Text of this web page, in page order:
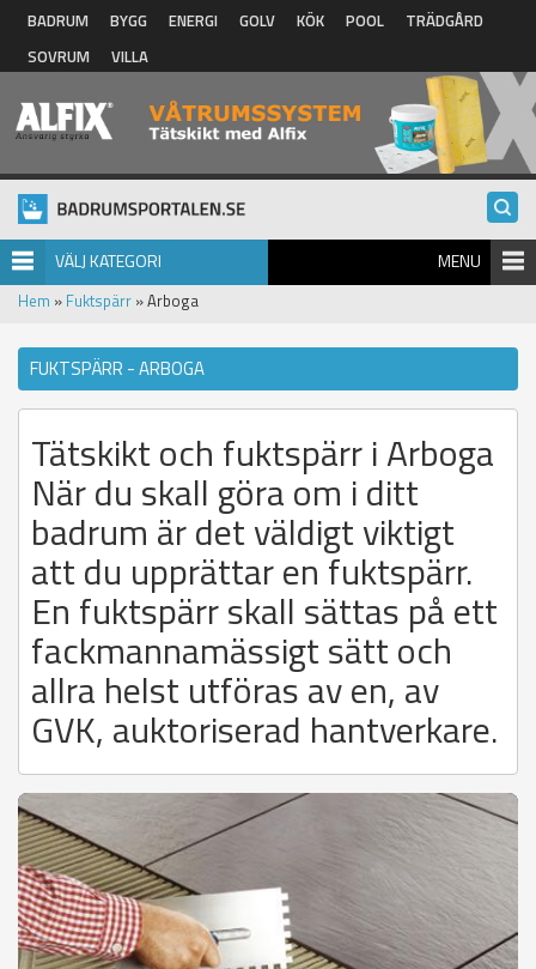
Hoppa till huvudinnehåll
BADRUM BYGG ENERGI GOLV KÖK POOL
TRÄDGÅRD
SOVRUM
VILLA
VÄLJ KATEGORI MENU
Hem » Fuktspärr » Arboga
FUKTSPÄRR - ARBOGA
Tätskikt och fuktspärr i Arboga
När du skall göra om i ditt
badrum är det väldigt viktigt
att du upprättar en fuktspärr.
En fuktspärr skall sättas på ett
fackmannamässigt sätt och
allra helst utföras av en, av
GVK, auktoriserad hantverkare.